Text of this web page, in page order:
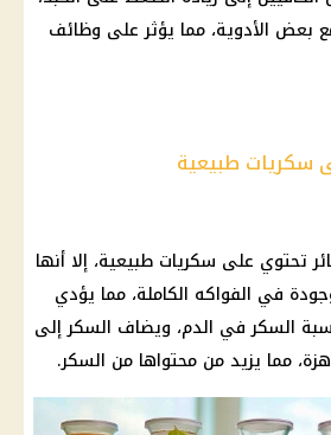
بعض الأدوية، مما يؤثر على وظائف
سكريات طبيعية
تحتوي على سكريات طبيعية، إلا أنها
في الفواكه الكاملة، مما يؤدي
السكر في الدم، ويضاف السكر إلى
مما يزيد من محتواها من السكر.